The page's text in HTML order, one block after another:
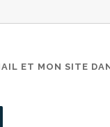
ET MON SITE